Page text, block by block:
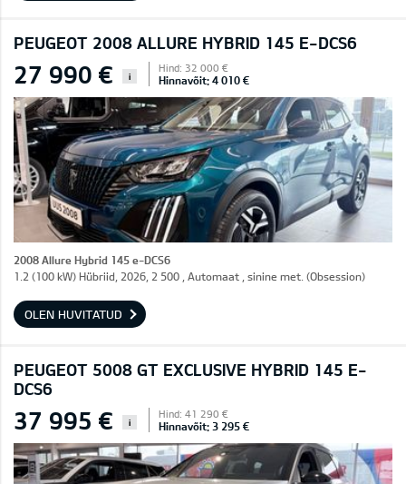
PEUGEOT 2008 ALLURE HYBRID 145 E-DCS6
27 990 € i
Hind: 32 000 €
Hinnavõit: 4 010 €
2008 Allure Hybrid 145 e-DCS6
1.2 (100 kW) Hübriid, 2026, 2 500 , Automaat , sinine met. (Obsession)
OLEN HUVITATUD
PEUGEOT 5008 GT EXCLUSIVE HYBRID 145 E-
DCS6
37 995 € i
Hind: 41 290 €
Hinnavõit: 3 295 €